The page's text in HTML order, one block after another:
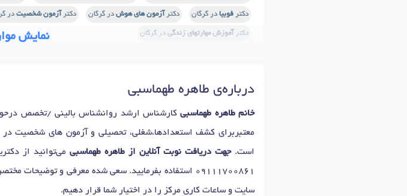
دکتر فوبیا در گرگان دکتر آزمون های هوش در گرگان دکتر آزمون شخصیت در
دکتر آموزش مهارتهای زندگی در گرگان نمایش
درباره‌ی طاهره طهماسبی
خانم طاهره طهماسبیکارشناس ارشد روانشناس بالینی /تخصص
معتبربرای کشف استعدادها،شغلی، تحصیلی و آزمون های شخصیت
است.جهت دریافت نوبت آنلاین از طاهره طهماسبیمی‌توانید از
09111700861 استفاده بفرمایید. سعی شده معرفی و توضیحات
سایت و ساعات کاری مرکز را در اختیار شما قرار دهیم.